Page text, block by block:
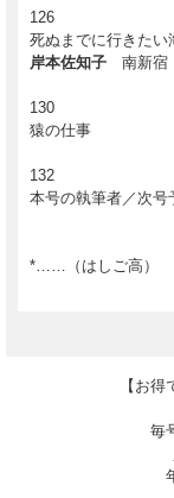
126
死ぬまでに行きたい
岸本佐知子 南新宿
130
猿の仕事
132
本号の執筆者／次号
*……（はしご高）
【お
毎